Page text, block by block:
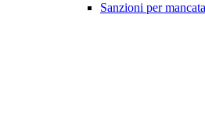
Sanzioni per